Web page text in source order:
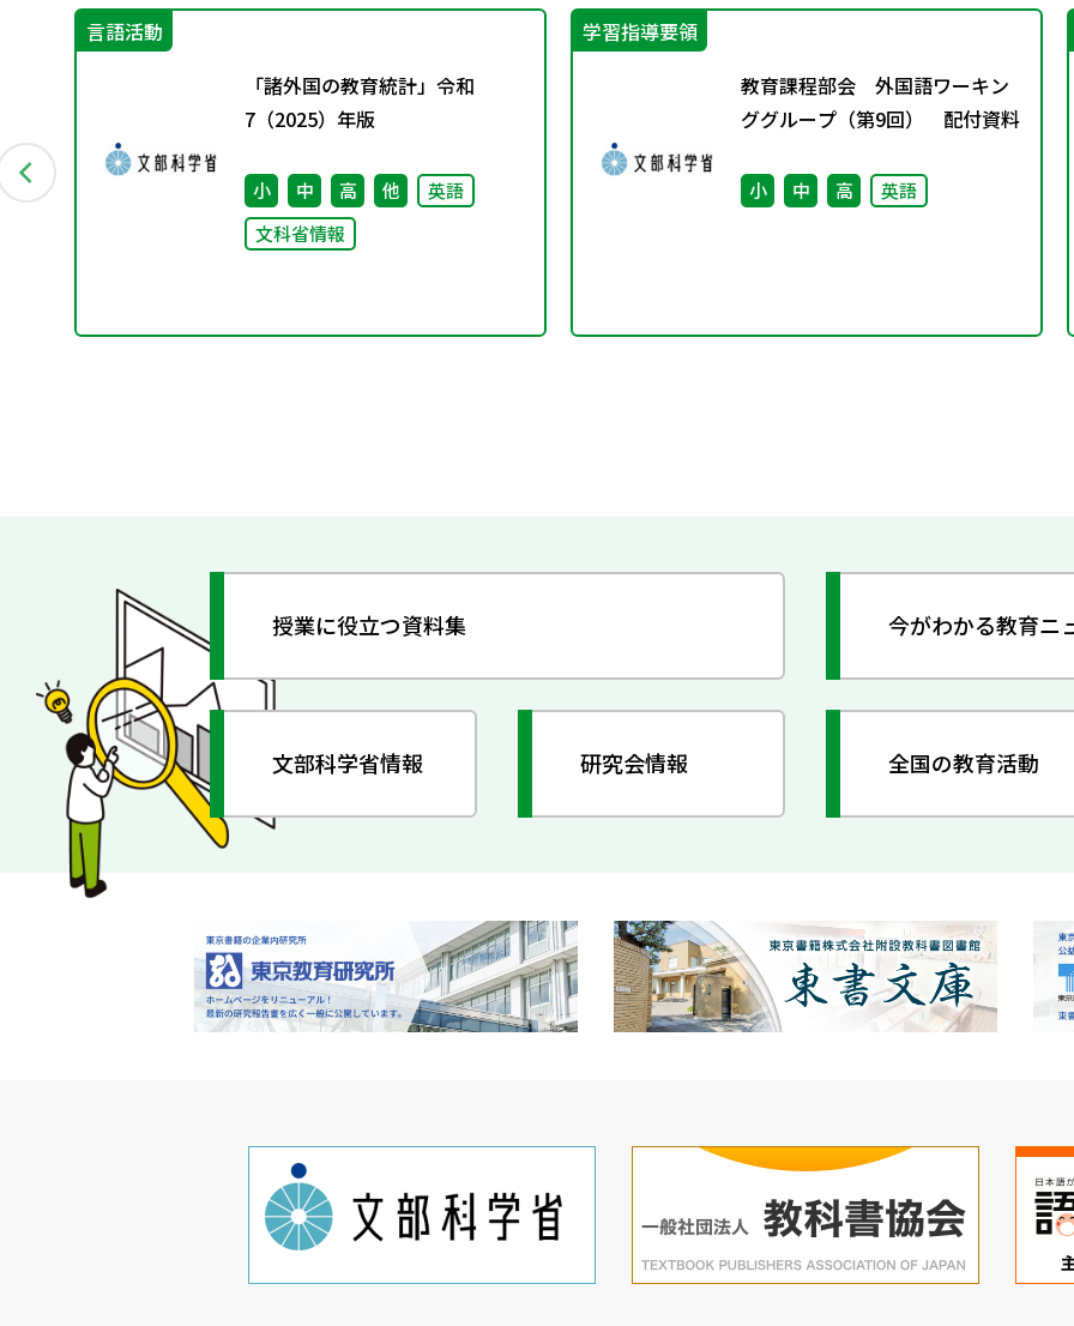
言語活動
「諸外国の教育統計」令和
7（2025）年版
小 中 高 他
英語
文科省情報
学習指導要領
教育課程部会 外国語ワーキン
ググループ（第9回） 配付資料
小 中 高 英語
授業に役立つ資料集 今がわかる教育ニ
文部科学省情報 研究会情報 全国の教育活動